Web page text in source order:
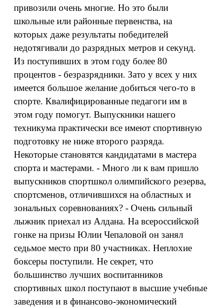
привозили очень многие. Но это были
школьные или районные первенства, на
которых даже результаты победителей
недотягивали до разрядных метров и секунд.
Из поступивших в этом году более 80
процентов - безразрядники. Зато у всех у них
имеется большое желание добиться чего-то в
спорте. Квалифицированные педагоги им в
этом году помогут. Выпускники нашего
техникума практически все имеют спортивную
подготовку не ниже второго разряда.
Некоторые становятся кандидатами в мастера
спорта и мастерами. - Много ли к вам пришло
выпускников спортшкол олимпийского резерва,
спортсменов, отличившихся на областных и
зональных соревнованиях? - Очень сильный
лыжник приехал из Алдана. На всероссийской
гонке на призы Юлии Чепаловой он занял
седьмое место при 80 участниках. Неплохие
боксеры поступили. Не секрет, что
большинство лучших воспитанников
спортивных школ поступают в высшие учебные
заведения и в финансово-экономический